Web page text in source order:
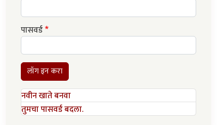
पासवर्ड
लॉग इन करा
नवीन खाते बनवा
तुमचा पासवर्ड बदला.